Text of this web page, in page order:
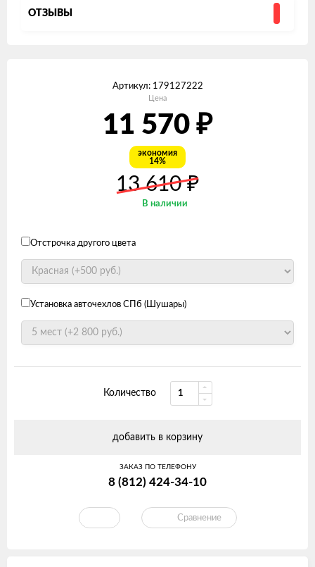
ОТЗЫВЫ
Артикул: 179127222
Цена
11 570 ₽
экономия
14%
13 610₽
В наличии
Отстрочка другого цвета
Установка авточехлов СПб (Шушары)
Количество
добавить в корзину
ЗАКАЗ ПО ТЕЛЕФОНУ
8 (812) 424-34-10
Сравнение